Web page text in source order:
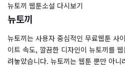
뉴토끼 웹툰소설 다시보기
뉴토끼
뉴토끼는 사용자 중심적인 무료웹툰 사
이트 속도, 깔끔한 디자인이 뉴토끼를
려놓았습니다. 뉴토끼는 웹툰 뿐만 아